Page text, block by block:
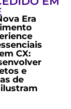
Era
CX:
e
de